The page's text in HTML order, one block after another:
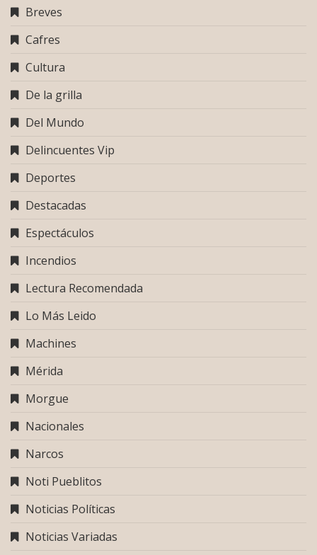
Breves
Cafres
Cultura
De la grilla
Del Mundo
Delincuentes Vip
Deportes
Destacadas
Espectáculos
Incendios
Lectura Recomendada
Lo Más Leido
Machines
Mérida
Morgue
Nacionales
Narcos
Noti Pueblitos
Noticias Políticas
Noticias Variadas